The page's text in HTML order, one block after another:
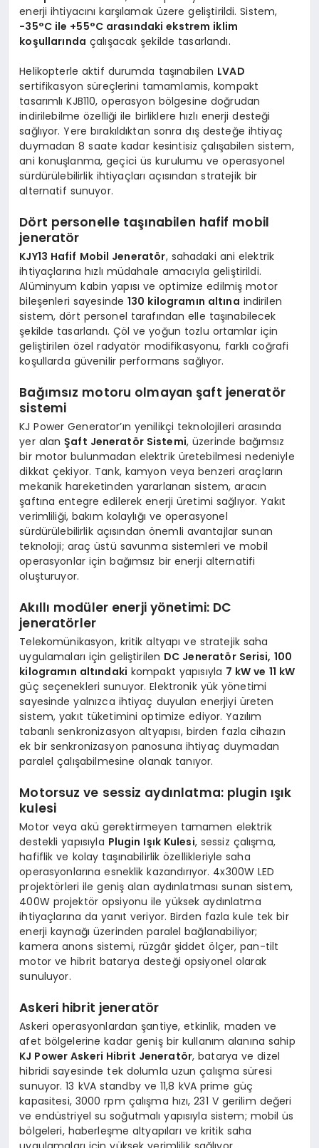
enerji ihtiyacını karşılamak üzere geliştirildi. Sistem,
−35°C ile +55°C arasındaki ekstrem iklim
koşullarında çalışacak şekilde tasarlandı.
Helikopterle aktif durumda taşınabilen LVAD
sertifikasyon süreçlerini tamamlamis, kompakt
tasarımlı KJB110, operasyon bölgesine doğrudan
indirilebilme özelliği ile birliklere hızlı enerji desteği
sağlıyor. Yere bırakıldıktan sonra dış desteğe ihtiyaç
duymadan 8 saate kadar kesintisiz çalışabilen sistem,
ani konuşlanma, geçici üs kurulumu ve operasyonel
sürdürülebilirlik ihtiyaçları açısından stratejik bir
alternatif sunuyor.
Dört personelle taşınabilen hafif mobil
jeneratör
KJY13 Hafif Mobil Jeneratör, sahadaki ani elektrik
ihtiyaçlarına hızlı müdahale amacıyla geliştirildi.
Alüminyum kabin yapısı ve optimize edilmiş motor
bileşenleri sayesinde130 kilogramın altına indirilen
sistem, dört personel tarafından elle taşınabilecek
şekilde tasarlandı. Çöl ve yoğun tozlu ortamlar için
geliştirilen özel radyatör modifikasyonu, farklı coğrafi
koşullarda güvenilir performans sağlıyor.
Bağımsız motoru olmayan şaft jeneratör
sistemi
KJ Power Generator’ın yenilikçi teknolojileri arasında
yer alanŞaft Jeneratör Sistemi, üzerinde bağımsız
bir motor bulunmadan elektrik üretebilmesi nedeniyle
dikkat çekiyor. Tank, kamyon veya benzeri araçların
mekanik hareketinden yararlanan sistem, aracın
şaftına entegre edilerek enerji üretimi sağlıyor. Yakıt
verimliliği, bakım kolaylığı ve operasyonel
sürdürülebilirlik açısından önemli avantajlar sunan
teknoloji; araç üstü savunma sistemleri ve mobil
operasyonlar için bağımsız bir enerji alternatifi
oluşturuyor.
Akıllı modüler enerji yönetimi: DC
jeneratörler
Telekomünikasyon, kritik altyapı ve stratejik saha
uygulamaları için geliştirilen DC Jeneratör Serisi, 100
kilogramın altındaki kompakt yapısıyla 7 kW ve 11 kW
güç seçenekleri sunuyor. Elektronik yük yönetimi
sayesinde yalnızca ihtiyaç duyulan enerjiyi üreten
sistem, yakıt tüketimini optimize ediyor. Yazılım
tabanlı senkronizasyon altyapısı, birden fazla cihazın
ek bir senkronizasyon panosuna ihtiyaç duymadan
paralel çalışabilmesine olanak tanıyor.
Motorsuz ve sessiz aydınlatma: plugin ışık
kulesi
Motor veya akü gerektirmeyen tamamen elektrik
destekli yapısıyla Plugin Işık Kulesi, sessiz çalışma,
hafiflik ve kolay taşınabilirlik özellikleriyle saha
operasyonlarına esneklik kazandırıyor. 4x300W LED
projektörleri ile geniş alan aydınlatması sunan sistem,
400W projektör opsiyonu ile yüksek aydınlatma
ihtiyaçlarına da yanıt veriyor. Birden fazla kule tek bir
enerji kaynağı üzerinden paralel bağlanabiliyor;
kamera anons sistemi, rüzgâr şiddet ölçer, pan-tilt
motor ve hibrit batarya desteği opsiyonel olarak
sunuluyor.
Askeri hibrit jeneratör
Askeri operasyonlardan şantiye, etkinlik, maden ve
afet bölgelerine kadar geniş bir kullanım alanına sahip
KJ Power Askeri Hibrit Jeneratör, batarya ve dizel
hibridi sayesinde tek dolumla uzun çalışma süresi
sunuyor. 13 kVA standby ve 11,8 kVA prime güç
kapasitesi, 3000 rpm çalışma hızı, 231 V gerilim değeri
ve endüstriyel su soğutmalı yapısıyla sistem; mobil üs
bölgeleri, haberleşme altyapıları ve kritik saha